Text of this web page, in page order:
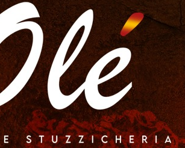
panorama artistico e social
di
X Factor
milioni su Instagram